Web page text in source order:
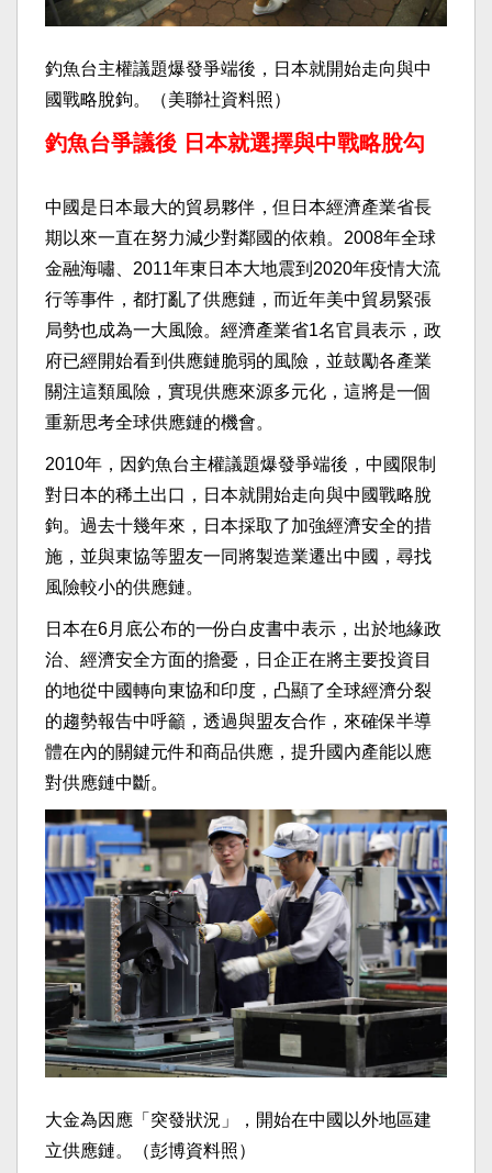
釣魚台主權議題爆發爭端後，日本就開始走向與中
國戰略脫鉤。（美聯社資料照）
釣魚台爭議後 日本就選擇與中戰略脫勾
中國是日本最大的貿易夥伴，但日本經濟產業省長
期以來一直在努力減少對鄰國的依賴。2008年全球
金融海嘯、2011年東日本大地震到2020年疫情大流
行等事件，都打亂了供應鏈，而近年美中貿易緊張
局勢也成為一大風險。經濟產業省1名官員表示，政
府已經開始看到供應鏈脆弱的風險，並鼓勵各產業
關注這類風險，實現供應來源多元化，這將是一個
重新思考全球供應鏈的機會。
2010年，因釣魚台主權議題爆發爭端後，中國限制
對日本的稀土出口，日本就開始走向與中國戰略脫
鉤。過去十幾年來，日本採取了加強經濟安全的措
施，並與東協等盟友一同將製造業遷出中國，尋找
風險較小的供應鏈。
日本在6月底公布的一份白皮書中表示，出於地緣政
治、經濟安全方面的擔憂，日企正在將主要投資目
的地從中國轉向東協和印度，凸顯了全球經濟分裂
的趨勢報告中呼籲，透過與盟友合作，來確保半導
體在內的關鍵元件和商品供應，提升國內產能以應
對供應鏈中斷。
大金為因應「突發狀況」，開始在中國以外地區建
立供應鏈。（彭博資料照）